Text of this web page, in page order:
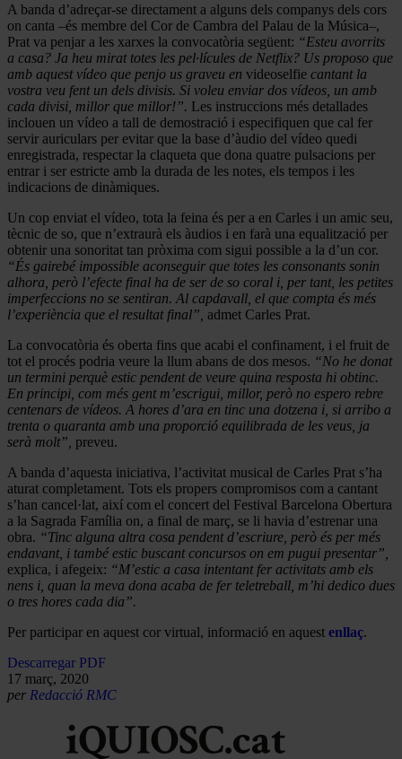
A banda d’adreçar-se directament a alguns dels companys dels cors
on canta –és membre del Cor de Cambra del Palau de la Música–,
Prat va penjar a les xarxes la convocatòria següent: “Esteu avorrits
a casa? Ja heu mirat totes les pel·lícules de Netflix? Us proposo que
amb aquest vídeo que penjo us graveu en videoselfie cantant la
vostra veu fent un dels divisis. Si voleu enviar dos vídeos, un amb
cada divisi, millor que millor!”. Les instruccions més detallades
inclouen un vídeo a tall de demostració i especifiquen que cal fer
servir auriculars per evitar que la base d’àudio del vídeo quedi
enregistrada, respectar la claqueta que dona quatre pulsacions per
entrar i ser estricte amb la durada de les notes, els tempos i les
indicacions de dinàmiques.
Un cop enviat el vídeo, tota la feina és per a en Carles i un amic seu,
tècnic de so, que n’extraurà els àudios i en farà una equalització per
obtenir una sonoritat tan pròxima com sigui possible a la d’un cor.
“És gairebé impossible aconseguir que totes les consonants sonin
alhora, però l’efecte final ha de ser de so coral i, per tant, les petites
imperfeccions no se sentiran. Al capdavall, el que compta és més
l’experiència que el resultat final”, admet Carles Prat.
La convocatòria és oberta fins que acabi el confinament, i el fruit de
tot el procés podria veure la llum abans de dos mesos. “No he donat
un termini perquè estic pendent de veure quina resposta hi obtinc.
En principi, com més gent m’escrigui, millor, però no espero rebre
centenars de vídeos. A hores d’ara en tinc una dotzena i, si arribo a
trenta o quaranta amb una proporció equilibrada de les veus, ja
serà molt”, preveu.
A banda d’aquesta iniciativa, l’activitat musical de Carles Prat s’ha
aturat completament. Tots els propers compromisos com a cantant
s’han cancel·lat, així com el concert del Festival Barcelona Obertura
a la Sagrada Família on, a final de març, se li havia d’estrenar una
obra. “Tinc alguna altra cosa pendent d’escriure, però és per més
endavant, i també estic buscant concursos on em pugui presentar”,
explica, i afegeix: “M’estic a casa intentant fer activitats amb els
nens i, quan la meva dona acaba de fer teletreball, m’hi dedico dues
o tres hores cada dia”.
Per participar en aquest cor virtual, informació en aquest enllaç.
Descarregar PDF
17 març, 2020
per Redacció RMC